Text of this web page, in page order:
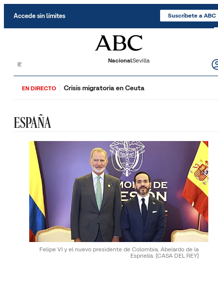
Accede sin límites Suscríbete a ABC
NacionalSevilla
EN DIRECTO Crisis migratoria en Ceuta
ESPAÑA
Felipe VI y el nuevo presidente de Colombia, Abelardo de la
Espriella. (CASA DEL REY)